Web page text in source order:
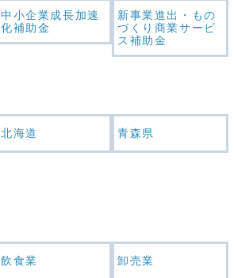
中小企業成長加速
化補助金
新事業進出・もの
づくり商業サービ
ス補助金
北海道 青森県
飲食業 卸売業